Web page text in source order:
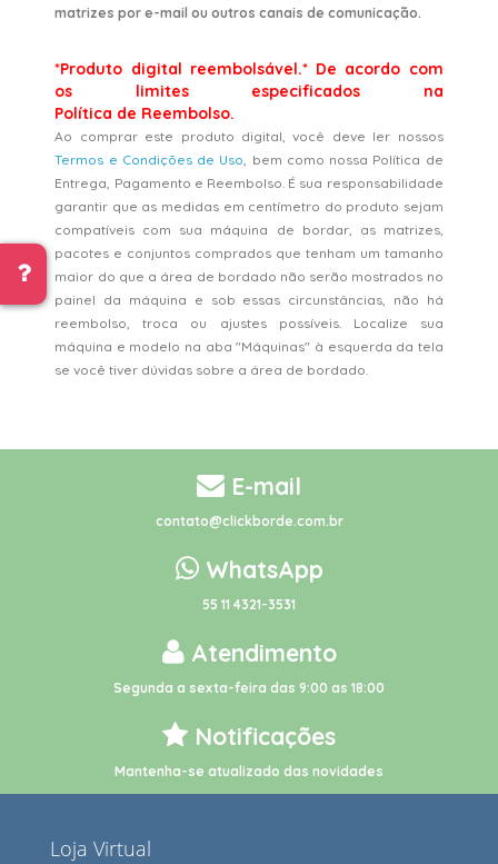
matrizes por e-mail ou outros canais de comunicação.
*Produto digital reembolsável.* De acordo com
os limites especificados na
Política de Reembolso.
Ao comprar este produto digital, você deve ler nossos
Termos e Condições de Uso, bem como nossa Política de
Entrega, Pagamento e Reembolso. É sua responsabilidade
garantir que as medidas em centímetro do produto sejam
compatíveis com sua máquina de bordar, as matrizes,
pacotes e conjuntos comprados que tenham um tamanho
maior do que a área de bordado não serão mostrados no
painel da máquina e sob essas circunstâncias, não há
reembolso, troca ou ajustes possíveis. Localize sua
máquina e modelo na aba "Máquinas" à esquerda da tela
se você tiver dúvidas sobre a área de bordado.
E-mail
contato@clickborde.com.br
WhatsApp
55 11 4321-3531
Atendimento
Segunda a sexta-feira das 9:00 as 18:00
Notificações
Mantenha-se atualizado das novidades
Loja Virtual